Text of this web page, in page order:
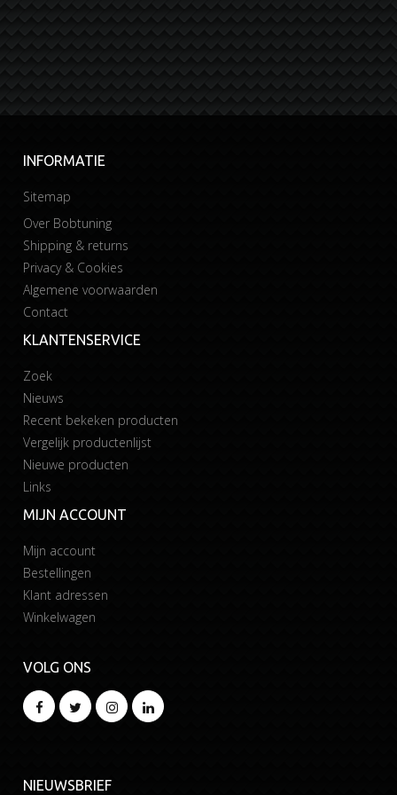
INFORMATIE
Sitemap
Over Bobtuning
Shipping & returns
Privacy & Cookies
Algemene voorwaarden
Contact
KLANTENSERVICE
Zoek
Nieuws
Recent bekeken producten
Vergelijk productenlijst
Nieuwe producten
Links
MIJN ACCOUNT
Mijn account
Bestellingen
Klant adressen
Winkelwagen
VOLG ONS
NIEUWSBRIEF